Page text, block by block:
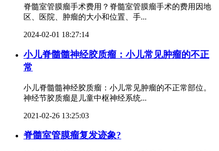
脊髓室管膜瘤手术费用？脊髓室管膜瘤手术的费用因地
区、医院、肿瘤的大小和位置、手...
2024-02-01 18:27:14
小儿脊髓髓神经胶质瘤：小儿常见肿瘤的不正
常
小儿脊髓髓神经胶质瘤：小儿常见肿瘤的不正常部位。
神经节胶质瘤是儿童中枢神经系统...
2021-02-26 13:25:03
脊髓室管膜瘤复发迹象?